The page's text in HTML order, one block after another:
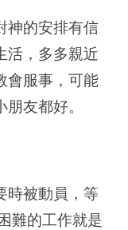
神的安排有信
活，多多親近
會服事，可能
友都好。
時被動員，等
難的工作就是